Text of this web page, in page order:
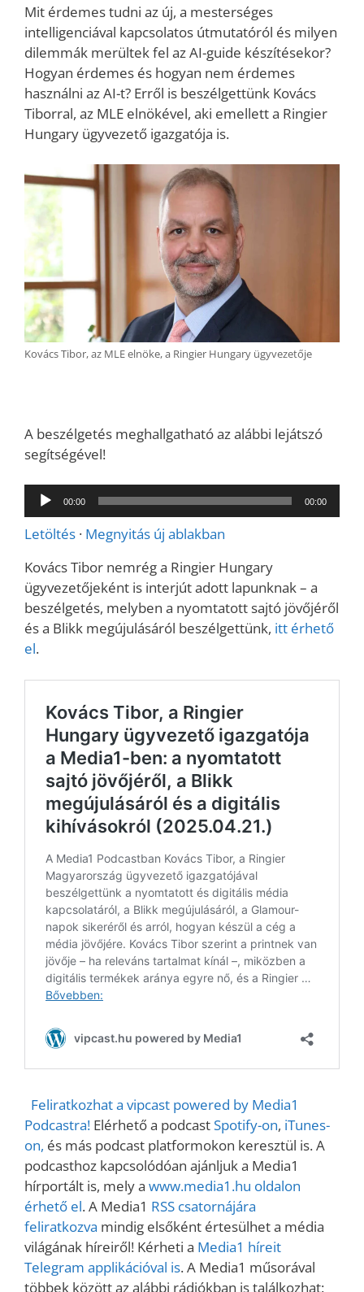
Mit érdemes tudni az új, a mesterséges
intelligenciával kapcsolatos útmutatóról és milyen
dilemmák merültek fel az AI-guide készítésekor?
Hogyan érdemes és hogyan nem érdemes
használni az AI-t? Erről is beszélgettünk Kovács
Tiborral, az MLE elnökével, aki emellett a Ringier
Hungary ügyvezető igazgatója is.
Kovács Tibor, az MLE elnöke, a Ringier Hungary ügyvezetője
A beszélgetés meghallgatható az alábbi lejátszó
segítségével!
Audió
lejátszó
00:00 00:00
Letöltés · Megnyitás új ablakban
Kovács Tibor nemrég a Ringier Hungary
ügyvezetőjeként is interjút adott lapunknak – a
beszélgetés, melyben a nyomtatott sajtó jövőjéről
és a Blikk megújulásáról beszélgettünk, itt érhető
el.
Feliratkozhat a vipcast powered by Media1
Podcastra! Elérhető a podcastSpotify-on, iTunes-
on, és más podcast platformokon keresztül is. A
podcasthoz kapcsolódóan ajánljuk a Media1
hírportált is, mely a www.media1.hu oldalon
érhető el. A Media1 RSS csatornájára
feliratkozva mindig elsőként értesülhet a média
világának híreiről! Kérheti a Media1 híreit
Telegram applikációval is. A Media1 műsorával
többek között az alábbi rádiókban is találkozhat: